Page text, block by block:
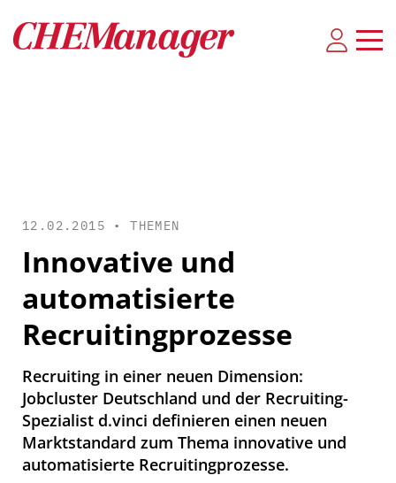
12.02.2015 •THEMEN
Innovative und
automatisierte
Recruitingprozesse
Recruiting in einer neuen Dimension:
Jobcluster Deutschland und der Recruiting-
Spezialist d.vinci definieren einen neuen
Marktstandard zum Thema innovative und
automatisierte Recruitingprozesse.